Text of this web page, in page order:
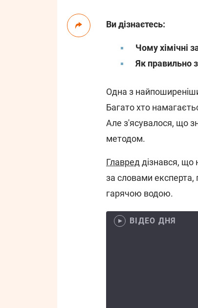
Ви дізнаєтесь:
Чому хімічні
Як правильно
Одна з
Багато хто
Але з'ясувалося, що
методом.
Главред дізнався, що
за словами
гарячою водою.
ВІДЕО ДНЯ